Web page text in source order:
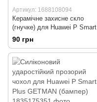
Артикул: 1688108094
Керамічне захисне скло
(гнучке) для Huawei P Smart
Plus Ceramic
90 грн